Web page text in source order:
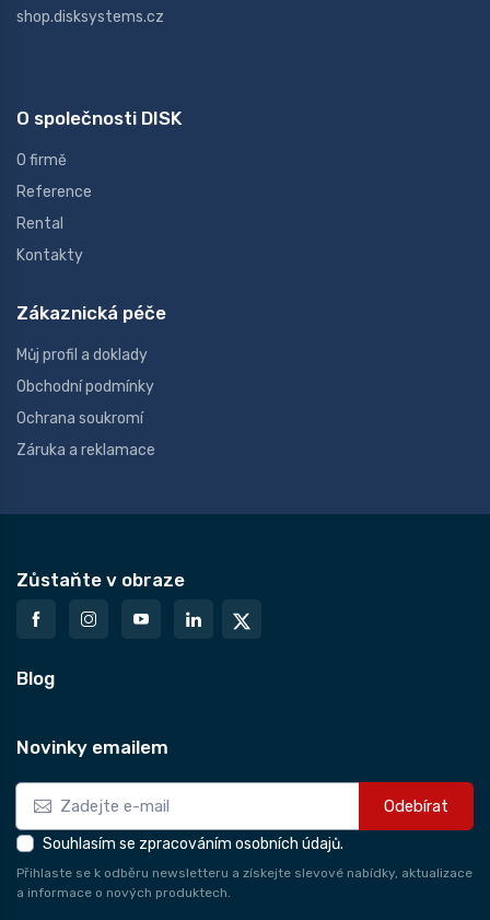
shop.disksystems.cz
O společnosti DISK
O firmě
Reference
Rental
Kontakty
Zákaznická péče
Můj profil a doklady
Obchodní podmínky
Ochrana soukromí
Záruka a reklamace
Zůstaňte v obraze
Blog
Novinky emailem
Odebírat
Souhlasím se zpracováním osobních údajů.
Přihlaste se k odběru newsletteru a získejte slevové nabídky, aktualizace
a informace o nových produktech.